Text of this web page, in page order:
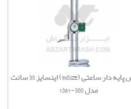
کولیس پایه دار ساعتی (INSIZE) اینسایز 30 سانت
مدل 300-1351